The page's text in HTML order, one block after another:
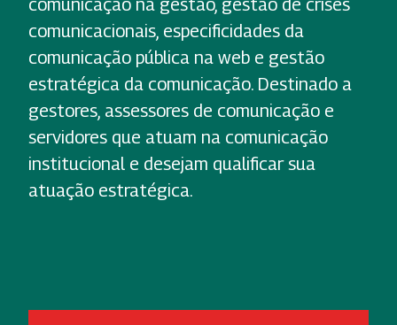
comunicação na gestão, gestão de crises
comunicacionais, especificidades da
comunicação pública na web e gestão
estratégica da comunicação. Destinado a
gestores, assessores de comunicação e
servidores que atuam na comunicação
institucional e desejam qualificar sua
atuação estratégica.